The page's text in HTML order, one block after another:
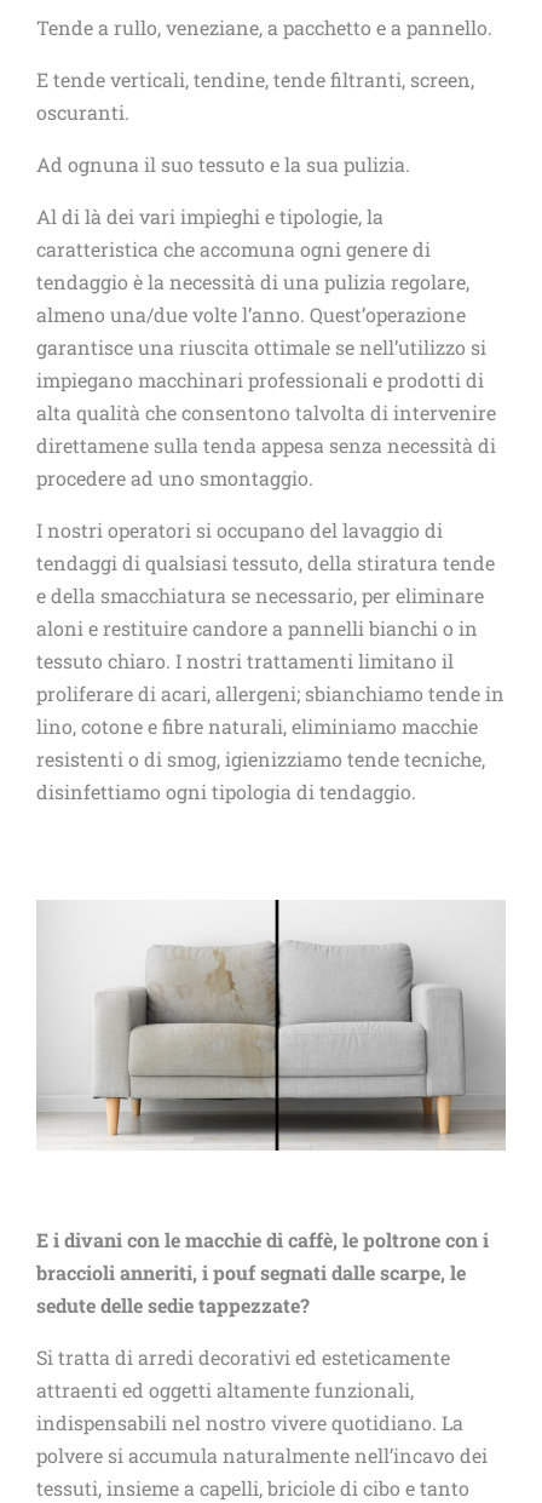
Tende a rullo, veneziane, a pacchetto e a pannello.
E tende verticali, tendine, tende filtranti, screen,
oscuranti.
Ad ognuna il suo tessuto e la sua pulizia.
Al di là dei vari impieghi e tipologie, la
caratteristica che accomuna ogni genere di
tendaggio è la necessità di una pulizia regolare,
almeno una/due volte l’anno. Quest’operazione
garantisce una riuscita ottimale se nell’utilizzo si
impiegano macchinari professionali e prodotti di
alta qualità che consentono talvolta di intervenire
direttamene sulla tenda appesa senza necessità di
procedere ad uno smontaggio.
I nostri operatori si occupano del lavaggio di
tendaggi di qualsiasi tessuto, della stiratura tende
e della smacchiatura se necessario, per eliminare
aloni e restituire candore a pannelli bianchi o in
tessuto chiaro. I nostri trattamenti limitano il
proliferare di acari, allergeni; sbianchiamo tende in
lino, cotone e fibre naturali, eliminiamo macchie
resistenti o di smog, igienizziamo tende tecniche,
disinfettiamo ogni tipologia di tendaggio.
E i divani con le macchie di caffè, le poltrone con i
braccioli anneriti, i pouf segnati dalle scarpe, le
sedute delle sedie tappezzate?
Si tratta di arredi decorativi ed esteticamente
attraenti ed oggetti altamente funzionali,
indispensabili nel nostro vivere quotidiano. La
polvere si accumula naturalmente nell’incavo dei
tessuti, insieme a capelli, briciole di cibo e tanto